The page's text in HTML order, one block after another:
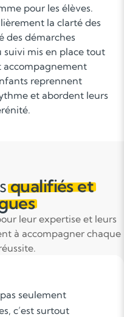
pour les élèves.
la clarté des
des démarches
mis en place tout
accompagnement
reprennent
et abordent leurs
qualifiés et
leur expertise et leurs
à accompagner chaque
et s'adapter à son